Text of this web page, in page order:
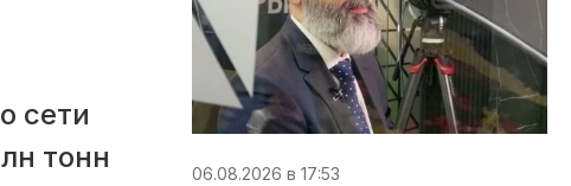
сети
тонн
06.08.2026 в 17:53